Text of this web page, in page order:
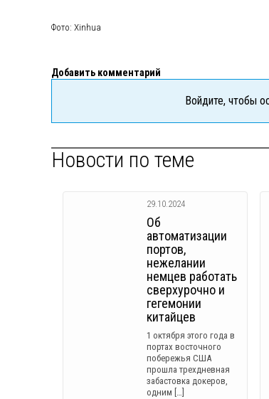
Фото: Xinhua
Добавить комментарий
Войдите, чтобы
Новости по теме
29.10.2024
Об
автоматизации
портов,
нежелании
немцев работать
сверхурочно и
гегемонии
китайцев
1 октября этого года в
портах восточного
побережья США
прошла трехдневная
забастовка докеров,
одним […]